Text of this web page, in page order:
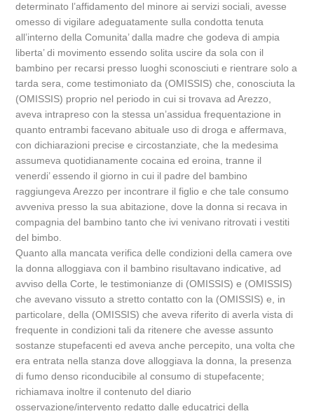
determinato l’affidamento del minore ai servizi sociali, avesse
omesso di vigilare adeguatamente sulla condotta tenuta
all’interno della Comunita’ dalla madre che godeva di ampia
liberta’ di movimento essendo solita uscire da sola con il
bambino per recarsi presso luoghi sconosciuti e rientrare solo a
tarda sera, come testimoniato da (OMISSIS) che, conosciuta la
(OMISSIS) proprio nel periodo in cui si trovava ad Arezzo,
aveva intrapreso con la stessa un’assidua frequentazione in
quanto entrambi facevano abituale uso di droga e affermava,
con dichiarazioni precise e circostanziate, che la medesima
assumeva quotidianamente cocaina ed eroina, tranne il
venerdi’ essendo il giorno in cui il padre del bambino
raggiungeva Arezzo per incontrare il figlio e che tale consumo
avveniva presso la sua abitazione, dove la donna si recava in
compagnia del bambino tanto che ivi venivano ritrovati i vestiti
del bimbo.
Quanto alla mancata verifica delle condizioni della camera ove
la donna alloggiava con il bambino risultavano indicative, ad
avviso della Corte, le testimonianze di (OMISSIS) e (OMISSIS)
che avevano vissuto a stretto contatto con la (OMISSIS) e, in
particolare, della (OMISSIS) che aveva riferito di averla vista di
frequente in condizioni tali da ritenere che avesse assunto
sostanze stupefacenti ed aveva anche percepito, una volta che
era entrata nella stanza dove alloggiava la donna, la presenza
di fumo denso riconducibile al consumo di stupefacente;
richiamava inoltre il contenuto del diario
osservazione/intervento redatto dalle educatrici della